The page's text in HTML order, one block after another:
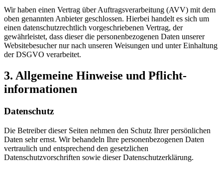
Wir haben einen Vertrag über Auftragsverarbeitung (AVV) mit dem
oben genannten Anbieter geschlossen. Hierbei handelt es sich um
einen datenschutzrechtlich vorgeschriebenen Vertrag, der
gewährleistet, dass dieser die personenbezogenen Daten unserer
Websitebesucher nur nach unseren Weisungen und unter Einhaltung
der DSGVO verarbeitet.
3. Allgemeine Hinweise und Pflicht­
informationen
Datenschutz
Die Betreiber dieser Seiten nehmen den Schutz Ihrer persönlichen
Daten sehr ernst. Wir behandeln Ihre personenbezogenen Daten
vertraulich und entsprechend den gesetzlichen
Datenschutzvorschriften sowie dieser Datenschutzerklärung.